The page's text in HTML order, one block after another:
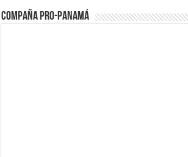
Compaña PRO-Panamá